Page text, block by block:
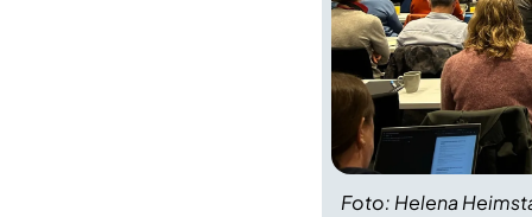
Foto: Helena